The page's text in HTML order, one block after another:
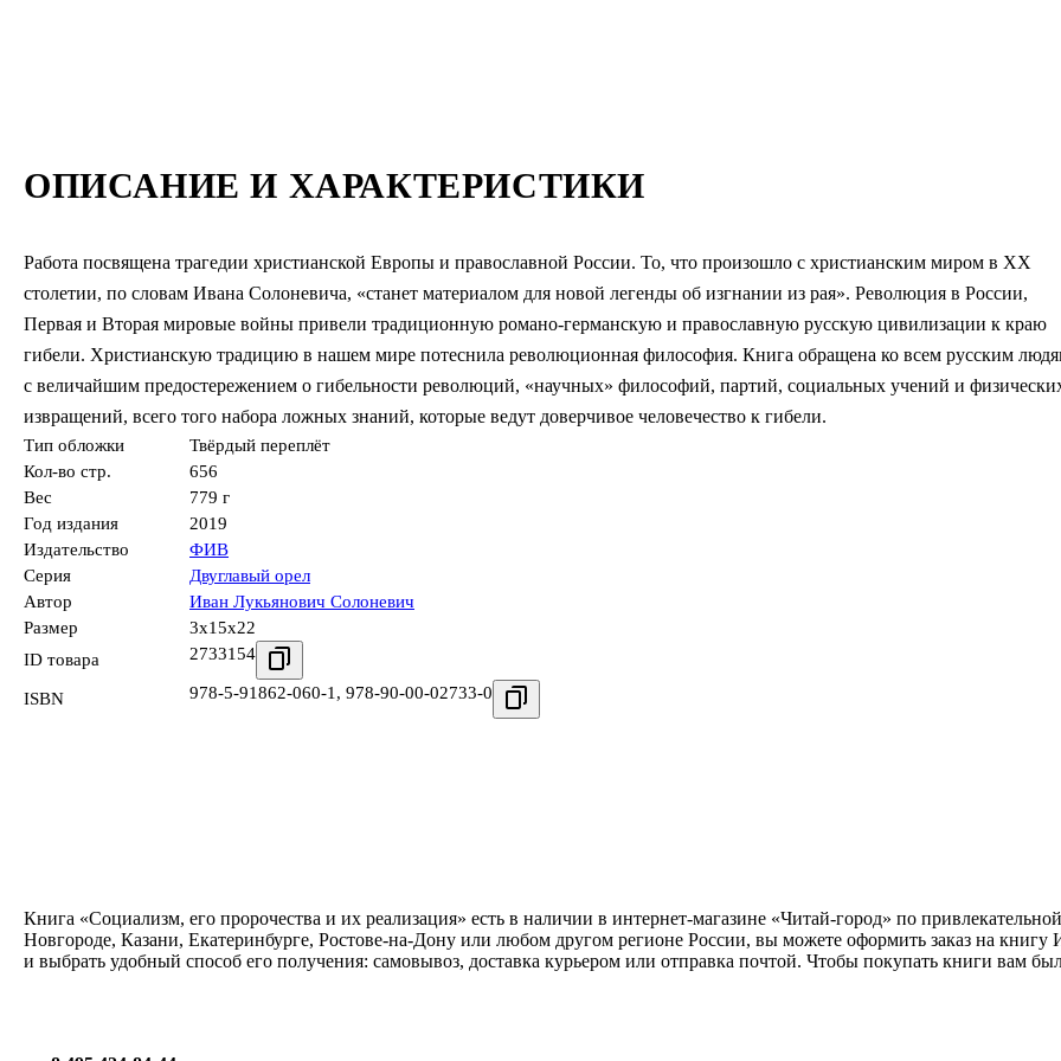
ОПИСАНИЕ И ХАРАКТЕРИСТИКИ
Работа посвящена трагедии христианской Европы и православной России. То, что произошло с христианским миром в XX
столетии, по словам Ивана Солоневича, «станет материалом для новой легенды об изгнании из рая». Революция в России,
Первая и Вторая мировые войны привели традиционную романо-германскую и православную русскую цивилизации к краю
гибели. Христианскую традицию в нашем мире потеснила революционная философия. Книга обращена ко всем русским
с величайшим предостережением о гибельности революций, «научных» философий, партий, социальных учений и
извращений, всего того набора ложных знаний, которые ведут доверчивое человечество к гибели.
Тип обложки
Твёрдый переплёт
Кол-во стр.
656
Вес
779 г
Год издания
2019
Издательство
ФИВ
Серия
Двуглавый орел
Автор
Иван Лукьянович Солоневич
Размер
3x15x22
ID товара
2733154
ISBN 978-5-91862-060-1 , 978-90-00-02733-0
Книга «Социализм, его пророчества и их реализация» есть в наличии в интернет-магазине «Читай-город» по
Новгороде, Казани, Екатеринбурге, Ростове-на-Дону или любом другом регионе России, вы можете оформить заказ на
и выбрать удобный способ его получения: самовывоз, доставка курьером или отправка почтой. Чтобы покупать книги вам